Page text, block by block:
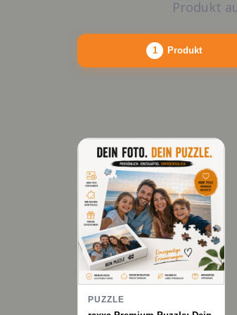
Produkt
1 Produkt
PUZZLE